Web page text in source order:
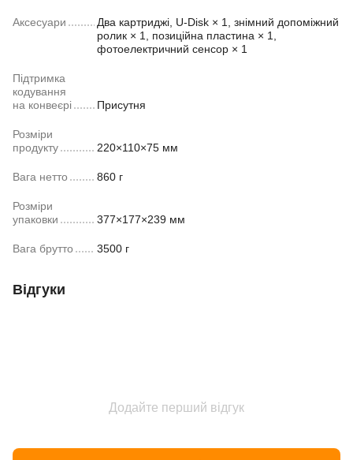
Аксесуари
Два картриджі, U-Disk × 1, знімний допоміжний
ролик × 1, позиційна пластина × 1,
фотоелектричний сенсор × 1
Підтримка
кодування
на конвеєрі
Присутня
Розміри
продукту
220×110×75 мм
Вага нетто 860 г
Розміри
упаковки
377×177×239 мм
Вага брутто 3500 г
Відгуки
Додайте перший відгук